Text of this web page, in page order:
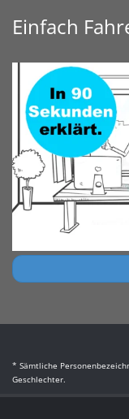
Einfach
* Sämtliche
Geschlechter.